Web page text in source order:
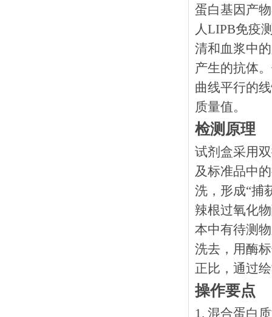
蛋白基因产
人LIPB免疫
清和血浆中
产生的抗体
曲线平行的
质量值。
检测原理
试剂盒采用
及标准品中
洗，形成“捕
辣根过氧化
本中有待测
洗去，用酶
正比，通过
操作要点
1. 混合蛋白